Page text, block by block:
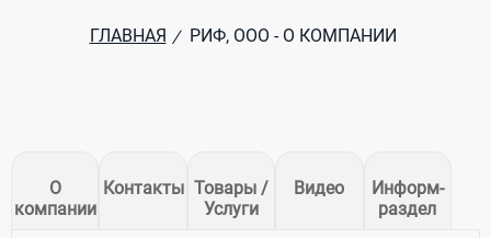
ГЛАВНАЯ / РИФ, ООО - О КОМПАНИИ
О
компании
Контакты Товары /
Услуги
Видео
Информ-
раздел